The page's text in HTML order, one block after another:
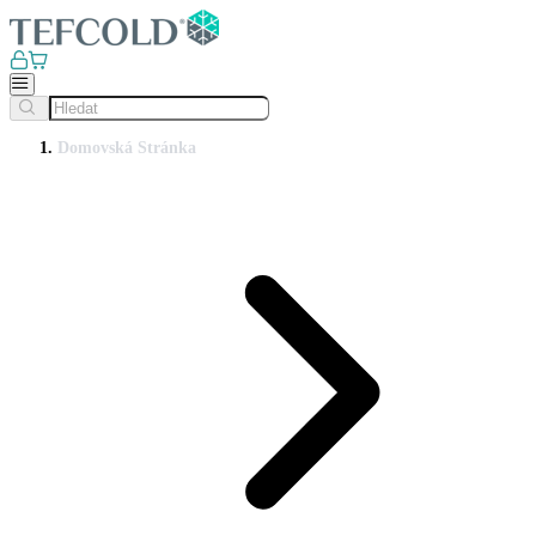
Domovská Stránka